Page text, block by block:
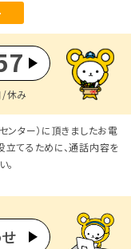
休み
ンター）に頂きましたお電
てるために、通話内容を